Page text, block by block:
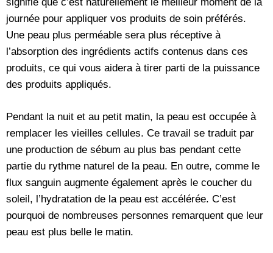
journée pour appliquer vos produits de soin préférés.
Une peau plus perméable sera plus réceptive à
l’absorption des ingrédients actifs contenus dans ces
produits, ce qui vous aidera à tirer parti de la puissance
des produits appliqués.
Pendant la nuit et au petit matin, la peau est occupée à
remplacer les vieilles cellules. Ce travail se traduit par
une production de sébum au plus bas pendant cette
partie du rythme naturel de la peau. En outre, comme le
flux sanguin augmente également après le coucher du
soleil, l’hydratation de la peau est accélérée. C’est
pourquoi de nombreuses personnes remarquent que leur
peau est plus belle le matin.